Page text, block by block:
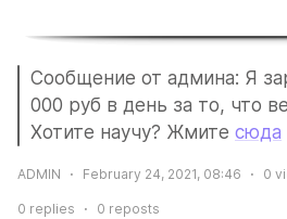
Сообщение от админа: Я
000 руб в день за то, что
Хотите научу? Жмите сюда
ADMIN February 24, 2021, 08:46 0
0 replies 0 reposts